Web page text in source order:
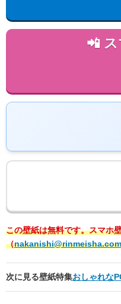
📲
この壁紙は無料です。スマホ
（nakanishi@rinmeisha.com
次に見る壁紙特集おしゃれな